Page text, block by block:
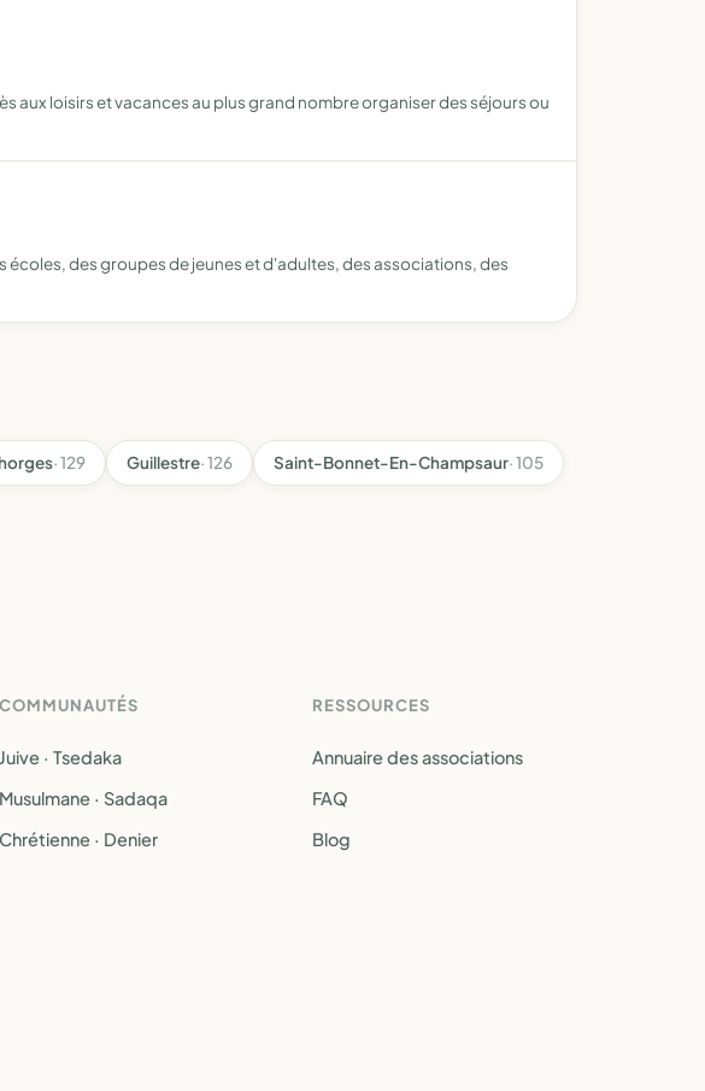
loisirs et vacances au plus grand nombre organiser des séjours ou
écoles, des groupes de jeunes et d'adultes, des associations, des
· 129 Guillestre· 126 Saint-Bonnet-En-Champsaur· 105
COMMUNAUTÉS
Juive · Tsedaka
Musulmane · Sadaqa
Chrétienne · Denier
RESSOURCES
Annuaire des associations
FAQ
Blog